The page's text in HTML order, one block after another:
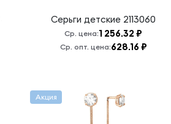
Серьги детские 2113060
Ср. цена:1 256.32 ₽
Ср. опт. цена:628.16 ₽
Акция